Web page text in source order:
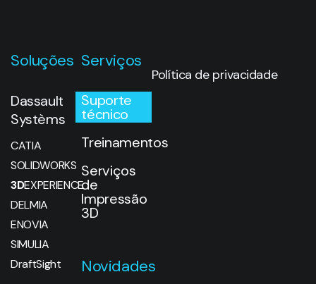
Soluções
Dassault
Systèms
CATIA
SOLIDWORKS
3DEXPERIENCE
DELMIA
ENOVIA
SIMULIA
DraftSight
Serviços
Suporte
técnico
Treinamentos
Serviços
de
Impressão
3D
Novidades
Política de privacidade